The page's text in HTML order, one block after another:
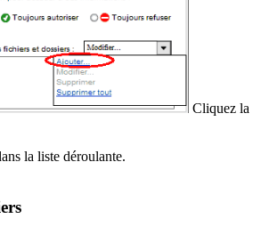
Cliquez la
la liste déroulante.